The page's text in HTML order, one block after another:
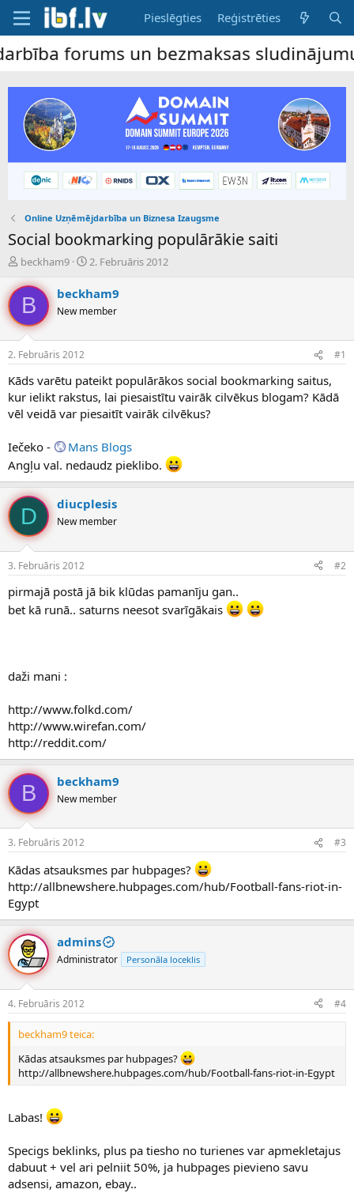
Pieslēgties Reģistrēties
forums un bezmaksas sludinājumu
Online Uzņēmējdarbība un Biznesa Izaugsme
Social bookmarking populārākie saiti
P
v
d
i
n
a
u
z
s
c
ē
j
beckham9
S
k
m
a
t
u
m
s
2. Februāris 2012
B beckham9
New member
2. Februāris 2012 #1
Kāds varētu pateikt populārākos social bookmarking saitus,
kur ielikt rakstus, lai piesaistītu vairāk cilvēkus blogam? Kādā
vēl veidā var piesaitīt vairāk cilvēkus?
Iečeko -
Mans Blogs
Angļu val. nedaudz pieklibo.
D diucplesis
New member
3. Februāris 2012 #2
pirmajā postā jā bik klūdas pamanīju gan..
bet kā runā.. saturns neesot svarīgākais
daži mani :
http://www.folkd.com/
http://www.wirefan.com/
http://reddit.com/
B beckham9
New member
3. Februāris 2012 #3
Kādas atsauksmes par hubpages?
http://allbnewshere.hubpages.com/hub/Football-fans-riot-in-
Egypt
admins
Administrator Personāla loceklis
4. Februāris 2012 #4
beckham9 teica:
Kādas atsauksmes par hubpages?
http://allbnewshere.hubpages.com/hub/Football-fans-riot-in-Egypt
Labas!
Specigs beklinks, plus pa tiesho no turienes var apmekletajus
dabuut + vel ari pelniit 50%, ja hubpages pievieno savu
adsensi, amazon, ebay..